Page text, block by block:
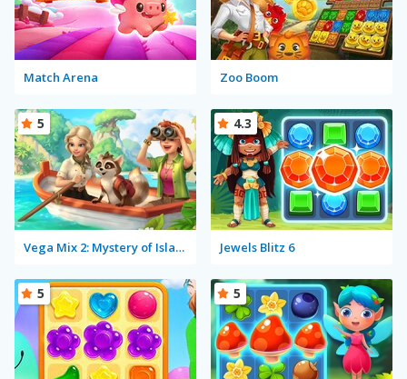
Match Arena Zoo Boom
Vega Mix 2: Mystery of Island
5
Jewels Blitz 6
4.3
5 5